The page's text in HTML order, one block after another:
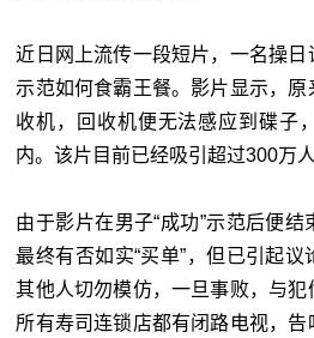
近日网上流传一段短片，一名操
示范如何食霸王餐。影片显示，原
收机，回收机便无法感应到碟子
内。该片目前已经吸引超过300万人
由于影片在男子“成功”示范后便
最终有否如实“买单”，但已引起
其他人切勿模仿，一旦事败，与犯
所有寿司连锁店都有闭路电视，告